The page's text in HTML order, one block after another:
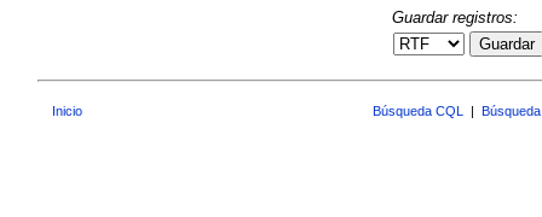
Guardar registros:
Guardar
Inicio Búsqueda CQL